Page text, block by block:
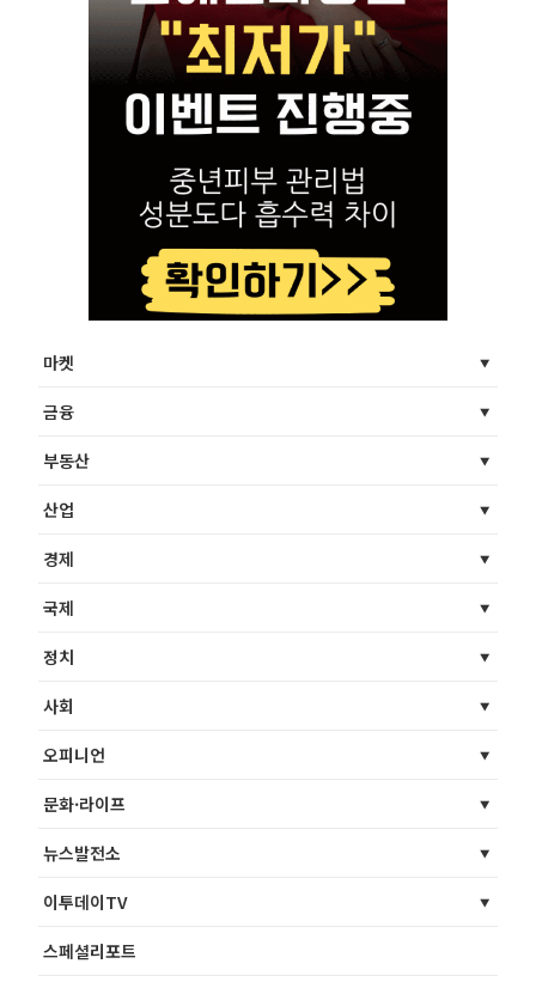
마켓
금융
부동산
산업
경제
국제
정치
사회
오피니언
문화·라이프
뉴스발전소
이투데이TV
스페셜리포트